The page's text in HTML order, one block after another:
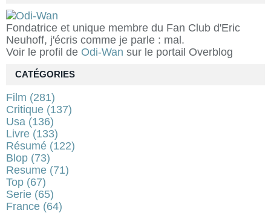
Fondatrice et unique membre du Fan Club d'Eric
Neuhoff, j'écris comme je parle : mal.
Voir le profil de Odi-Wan sur le portail Overblog
CATÉGORIES
Film (281)
Critique (137)
Usa (136)
Livre (133)
Résumé (122)
Blop (73)
Resume (71)
Top (67)
Serie (65)
France (64)